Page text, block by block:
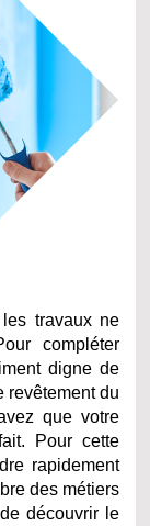
travaux ne
compléter
digne de
revêtement du
que votre
Pour cette
rapidement
des métiers
découvrir le